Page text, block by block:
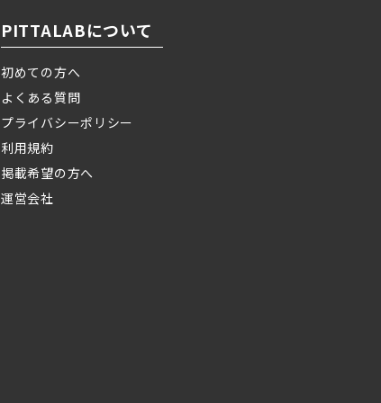
PITTALABについて
初めての方へ
よくある質問
プライバシーポリシー
利用規約
掲載希望の方へ
運営会社